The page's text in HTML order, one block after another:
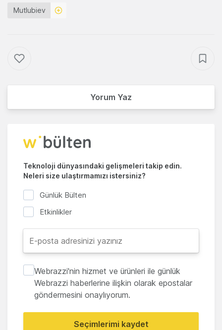
Mutlubiev
Yorum Yaz
Teknoloji dünyasındaki gelişmeleri takip edin.
Neleri size ulaştırmamızı istersiniz?
Günlük Bülten
Etkinlikler
Webrazzi'nin hizmet ve ürünleri ile günlük
Webrazzi haberlerine ilişkin olarak epostalar
göndermesini onaylıyorum.
Seçimlerimi kaydet